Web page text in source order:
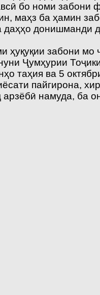
бо номи
маҳз ба ҳамин
донишманди
забони мо
Ҷумҳурии
таҳия ва 5
пайгирона,
намуда, ба